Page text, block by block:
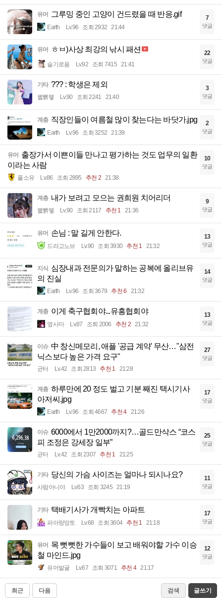
유머 그루밍 중인 고양이 건드렸을 때 반응.gif
Earth Lv.96 조회 2932 21:44
7
댓글
유머 ㅎㅂ)사상 최강의 낚시 패션
슬기로움 Lv.92 조회 7415 21:41
22
댓글
기타 ??? : 학생은 제외
꿻뻵뗗 Lv.90 조회 2241 21:40
3
댓글
계층 직장인들이 여름철 많이 찾는다는 바닷가.jpg
Earth Lv.96 조회 3252 21:39
2
댓글
유머 출장가서 이쁜이들 만나고 평가하는 것도 업무의 일환
이라는 사람
풀소유 Lv.86 조회 2895 추천 2 21:38
10
댓글
계층 내가 보려고 모으는 권희원 치어리더
꿻뻵뗗 Lv.90 조회 2117 추천 1 21:36
9
댓글
유머 손님 : 말 길게 안한다.
드라고노브 Lv.90 조회 3930 추천 1 21:32
13
댓글
지식
심장내과 전문의가 말하는 공복에 올리브유
의 진실
Earth Lv.96 조회 3679 추천 6 21:32
14
댓글
계층 이게 축구협회야...유흥협회야
옆사마 Lv.87 조회 2006 추천 2 21:32
13
댓글
이슈 中 창신메모리, 애플 '공급 계약' 무산…"삼전
닉스보다 높은 가격 요구"
균터 Lv.42 조회 2813 추천 1 21:28
27
댓글
계층 하루만에 20 정도 벌고 기분 째진 택시기사
아저씨.jpg
Earth Lv.96 조회 4667 추천 4 21:26
17
댓글
이슈 6000에서 1만2000까지?…골드만삭스 “코스
피 조정은 강세장 일부”
균터 Lv.42 조회 2307 추천 1 21:25
25
댓글
기타 당신의 가슴 사이즈는 얼마나 되시나요?
사람아니야 Lv.63 조회 3245 21:19
11
댓글
기타 택배기사가 개빡치는 아파트
파아랑망토 Lv.68 조회 3604 추천 1 21:18
17
댓글
유머 목 뻣뻣한 가수들이 보고 배워야할 가수 이승
철 마인드.jpg
유머발굴 Lv.67 조회 3071 추천 4 21:17
12
댓글
최근 다음 검색 글쓰기